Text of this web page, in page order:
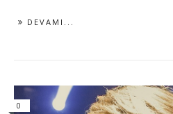
DEVAMI...
0